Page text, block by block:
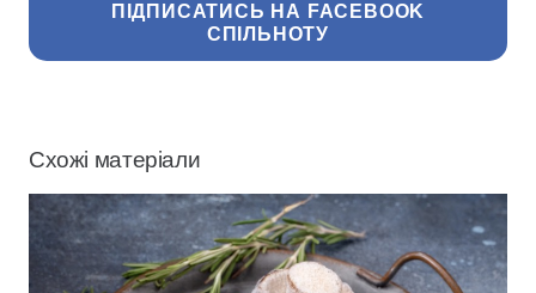
ПІДПИСАТИСЬ НА FACEBOOK
СПІЛЬНОТУ
Схожі матеріали